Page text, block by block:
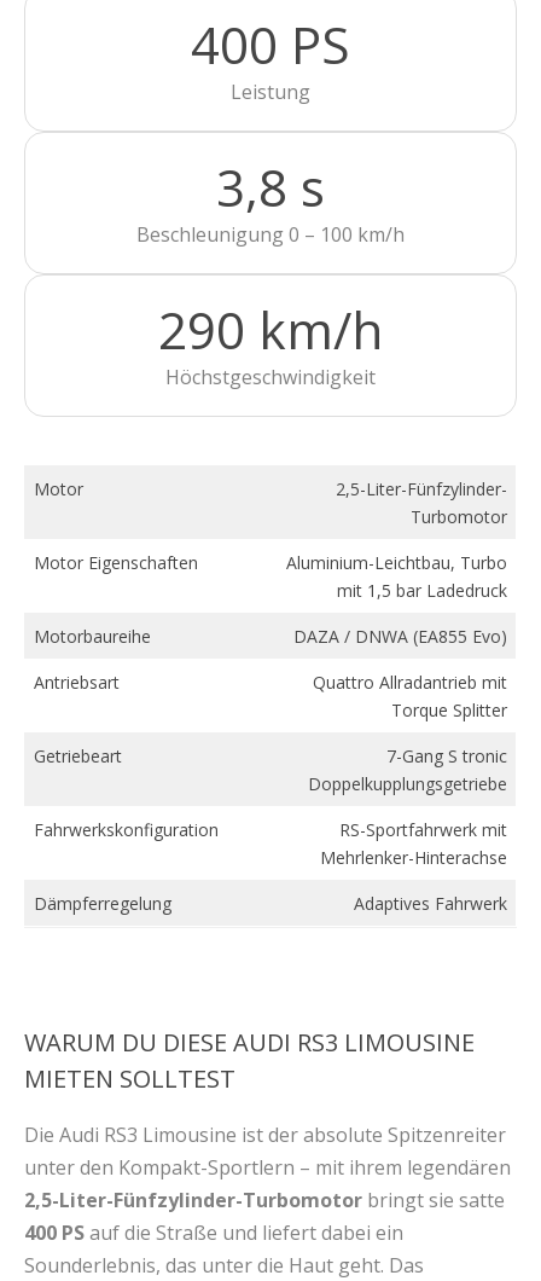
400 PS
Leistung
3,8 s
Beschleunigung 0 – 100 km/h
290 km/h
Höchstgeschwindigkeit
Motor
2,5-Liter-Fünfzylinder-
Turbomotor
Motor Eigenschaften
Aluminium-Leichtbau, Turbo
mit 1,5 bar Ladedruck
Motorbaureihe
DAZA / DNWA (EA855 Evo)
Antriebsart
Quattro Allradantrieb mit
Torque Splitter
Getriebeart
7-Gang S tronic
Doppelkupplungsgetriebe
Fahrwerkskonfiguration
RS-Sportfahrwerk mit
Mehrlenker-Hinterachse
Dämpferregelung
Adaptives Fahrwerk
WARUM DU DIESE AUDI RS3 LIMOUSINE
MIETEN SOLLTEST
Die Audi RS3 Limousine ist der absolute Spitzenreiter
unter den Kompakt-Sportlern – mit ihrem legendären
2,5-Liter-Fünfzylinder-Turbomotor bringt sie satte
400 PSauf die Straße und liefert dabei ein
Sounderlebnis, das unter die Haut geht. Das